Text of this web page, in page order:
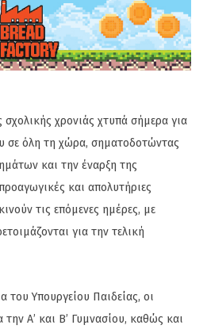
σχολικής χρονιάς χτυπά σήμερα για
σε όλη τη χώρα, σηματοδοτώντας
και την έναρξη της
και απολυτήριες
τις επόμενες ημέρες, με
για την τελική
Υπουργείου Παιδείας, οι
την Α’ και Β’ Γυμνασίου, καθώς και